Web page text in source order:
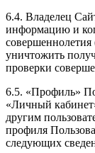
6.4. Владелец
информацию и
совершеннолетия
уничтожить
проверки
6.5. «Профиль»
«Личный
другим
профиля
следующих